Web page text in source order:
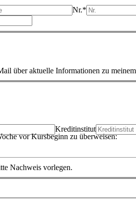
Nr.*
über aktuelle Informationen zu
Kreditinstitut
vor Kursbeginn zu überweisen:
Nachweis vorlegen.